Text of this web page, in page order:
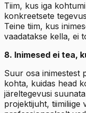
Tiim, kus iga
konkreetsete
Teine tiim, kus
vaadatakse kella, ei
8. Inimesed ei tea,
Suur osa inimestest
kohta, kuidas head
järeltegevusi
projektijuht, tiimiliige